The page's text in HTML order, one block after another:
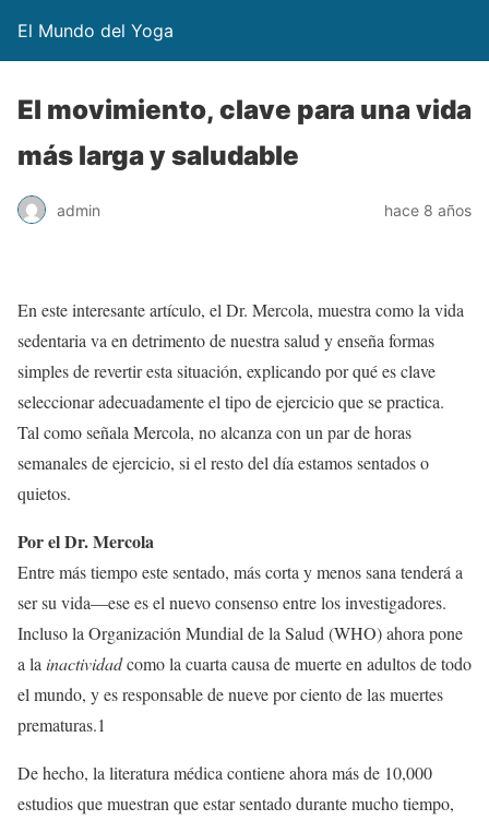
El Mundo del Yoga
El movimiento, clave para una vida
más larga y saludable
admin hace 8 años
En este interesante artículo, el Dr. Mercola, muestra como la vida
sedentaria va en detrimento de nuestra salud y enseña formas
simples de revertir esta situación, explicando por qué es clave
seleccionar adecuadamente el tipo de ejercicio que se practica.
Tal como señala Mercola, no alcanza con un par de horas
semanales de ejercicio, si el resto del día estamos sentados o
quietos.
Por el Dr. Mercola
Entre más tiempo este sentado, más corta y menos sana tenderá a
ser su vida—ese es el nuevo consenso entre los investigadores.
Incluso la Organización Mundial de la Salud (WHO) ahora pone
a la inactividadcomo la cuarta causa de muerte en adultos de todo
el mundo, y es responsable de nueve por ciento de las muertes
prematuras.1
De hecho, la literatura médica contiene ahora más de 10,000
estudios que muestran que estar sentado durante mucho tiempo,